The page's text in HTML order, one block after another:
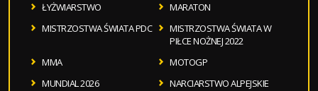
ŁYŻWIARSTWO
MARATON
MISTRZOSTWA ŚWIATA PDC
MISTRZOSTWA ŚWIATA W
PIŁCE NOŻNEJ 2022
MMA
MOTOGP
MUNDIAL 2026
NARCIARSTWO ALPEJSKIE